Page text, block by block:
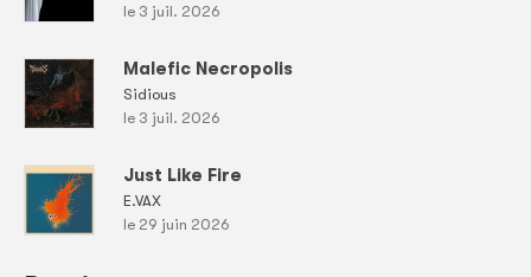
le 3 juil. 2026
Malefic Necropolis
Sidious
le 3 juil. 2026
Just Like Fire
E.VAX
le 29 juin 2026